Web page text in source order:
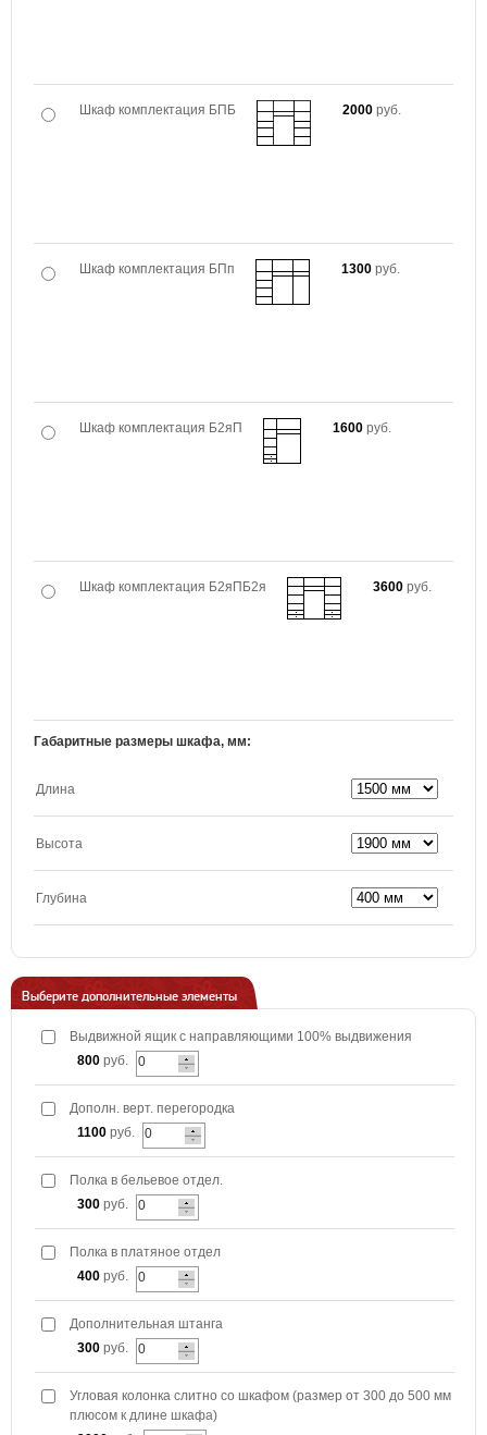
Шкаф комплектация БПБ 2000 руб.
Шкаф комплектация БПп 1300 руб.
Шкаф комплектация Б2яП 1600 руб.
Шкаф комплектация Б2яПБ2я 3600 руб.
Габаритные размеры шкафа, мм:
Длина
Высота
Глубина
Выберите дополнительные элементы
Выдвижной ящик с направляющими 100% выдвижения
800 руб.
Дополн. верт. перегородка
1100 руб.
Полка в бельевое отдел.
300 руб.
Полка в платяное отдел
400 руб.
Дополнительная штанга
300 руб.
Угловая колонка слитно со шкафом (размер от 300 до 500 мм
плюсом к длине шкафа)